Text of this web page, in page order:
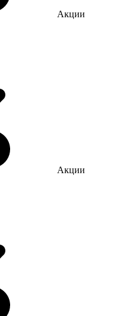
Акции
Акции